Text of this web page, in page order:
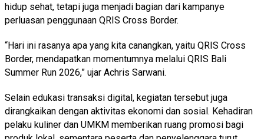
hidup sehat, tetapi juga menjadi bagian dari kampanye
perluasan penggunaan QRIS Cross Border.
“Hari ini rasanya apa yang kita canangkan, yaitu QRIS Cross
Border, mendapatkan momentumnya melalui QRIS Bali
Summer Run 2026,” ujar Achris Sarwani.
Selain edukasi transaksi digital, kegiatan tersebut juga
dirangkaikan dengan aktivitas ekonomi dan sosial. Kehadiran
pelaku kuliner dan UMKM memberikan ruang promosi bagi